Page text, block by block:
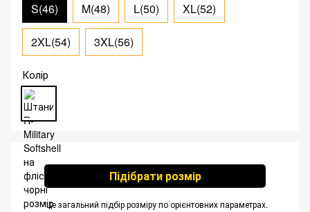
S(46) M(48) L(50) XL(52)
2XL(54) 3XL(56)
Колір
Підібрати розмір
*Це загальний підбір розміру по орієнтовних параметрах.